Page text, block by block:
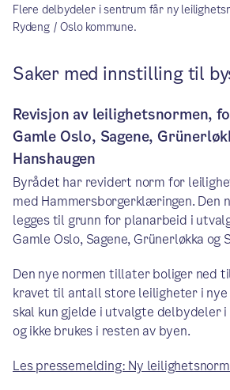
Flere delbydeler i sentrum får ny
Rydeng / Oslo kommune.
Saker med innstilling til
Revisjon av leilighetsnormen,
Gamle Oslo, Sagene,
Hanshaugen
Byrådet har revidert norm for
med Hammersborgerklæringen. Den
legges til grunn for planarbeid i
Gamle Oslo, Sagene, Grünerløkka og
Den nye normen tillater boliger ned
kravet til antall store leiligheter i nye
skal kun gjelde i utvalgte delbydeler
og ikke brukes i resten av byen.
Les pressemelding: Ny